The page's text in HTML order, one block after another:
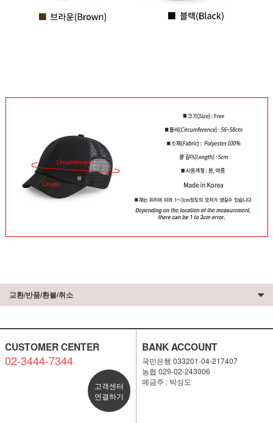
교환/반품/환불/취소
CUSTOMER CENTER
02-3444-7344
고객센터
연결하기
BANK ACCOUNT
국민은행 033201-04-217407
농협 029-02-243006
예금주 : 박성도